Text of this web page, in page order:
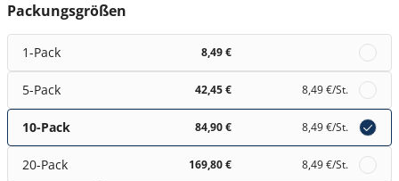
Packungsgrößen
1-Pack 8,49 €
5-Pack 42,45 € 8,49 €/St.
10-Pack 84,90 € 8,49 €/St.
20-Pack 169,80 € 8,49 €/St.